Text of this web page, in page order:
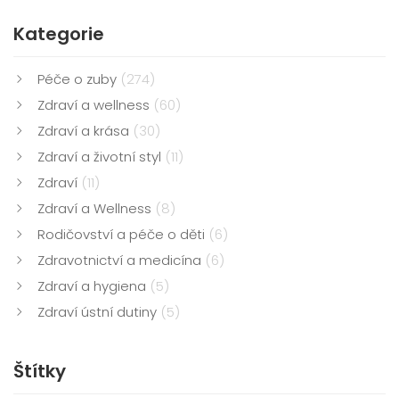
Kategorie
Péče o zuby (274)
Zdraví a wellness (60)
Zdraví a krása (30)
Zdraví a životní styl (11)
Zdraví (11)
Zdraví a Wellness (8)
Rodičovství a péče o děti (6)
Zdravotnictví a medicína (6)
Zdraví a hygiena (5)
Zdraví ústní dutiny (5)
Štítky